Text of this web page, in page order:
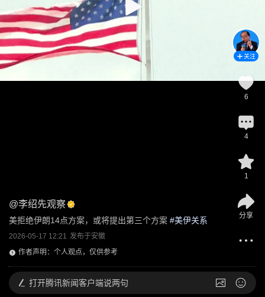
@李绍先观察
美拒绝伊朗14点方案，或将提出第三个方案 #美伊关系
2026-05-17 12:21 发布于安徽
作者声明：个人观点，仅供参考
关注
6
4
1
分享
打开腾讯新闻客户端说两句